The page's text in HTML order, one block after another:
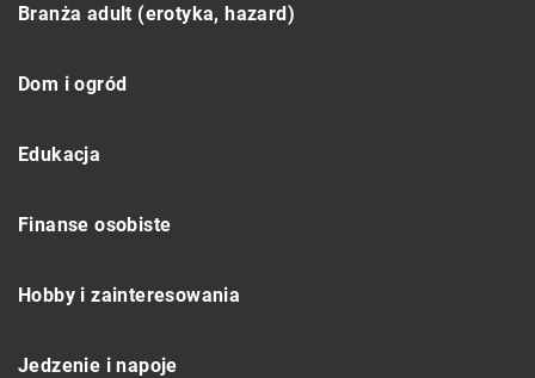
Branża adult (erotyka, hazard)
Dom i ogród
Edukacja
Finanse osobiste
Hobby i zainteresowania
Jedzenie i napoje